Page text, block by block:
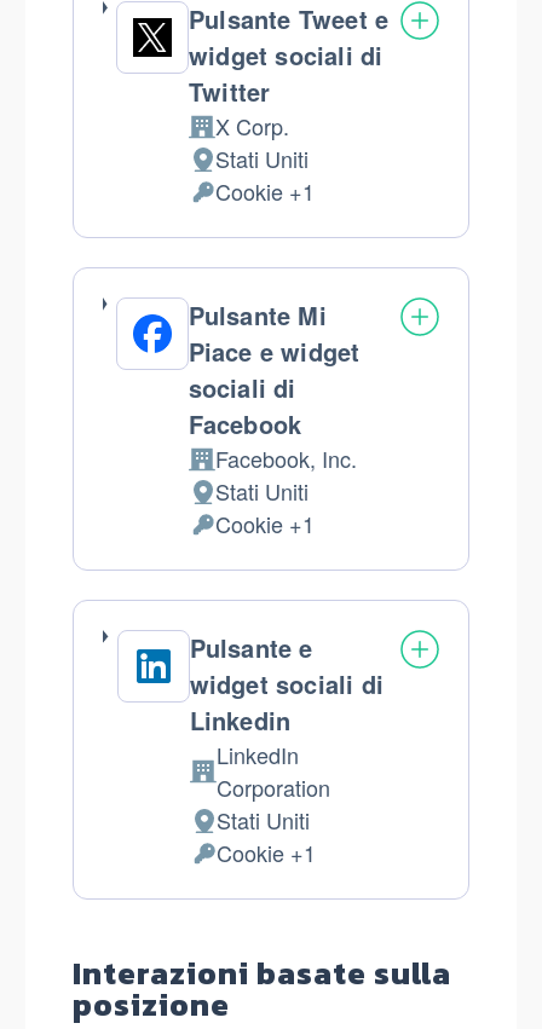
Pulsante Tweet e
widget sociali di
Twitter
Azienda:
X Corp.
Luogo
del
trattamento:
Stati Uniti
Dati
Personali
trattati:
Cookie +1
Pulsante Mi
Piace e widget
sociali di
Facebook
Azienda:
Facebook, Inc.
Luogo
del
trattamento:
Stati Uniti
Dati
Personali
trattati:
Cookie +1
Pulsante e
widget sociali di
Linkedin
Azienda:
LinkedIn
Corporation
Luogo
del
trattamento:
Stati Uniti
Dati
Personali
Cookie +1
Interazioni basate sulla
posizione